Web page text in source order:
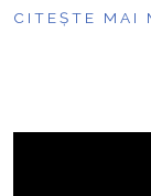
CITEȘTE MAI